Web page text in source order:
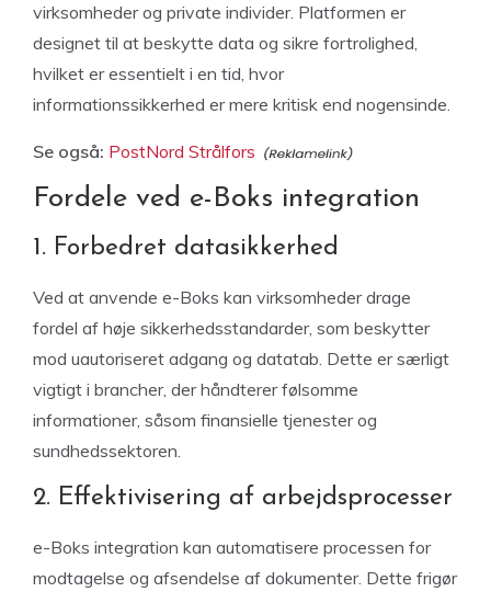
virksomheder og private individer. Platformen er
designet til at beskytte data og sikre fortrolighed,
hvilket er essentielt i en tid, hvor
informationssikkerhed er mere kritisk end nogensinde.
Se også: PostNord Strålfors
Fordele ved e-Boks integration
1. Forbedret datasikkerhed
Ved at anvende e-Boks kan virksomheder drage
fordel af høje sikkerhedsstandarder, som beskytter
mod uautoriseret adgang og datatab. Dette er særligt
vigtigt i brancher, der håndterer følsomme
informationer, såsom finansielle tjenester og
sundhedssektoren.
2. Effektivisering af arbejdsprocesser
e-Boks integration kan automatisere processen for
modtagelse og afsendelse af dokumenter. Dette frigør